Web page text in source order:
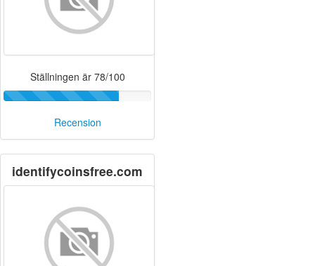
Ställningen är 78/100
Recension
identifycoinsfree.com